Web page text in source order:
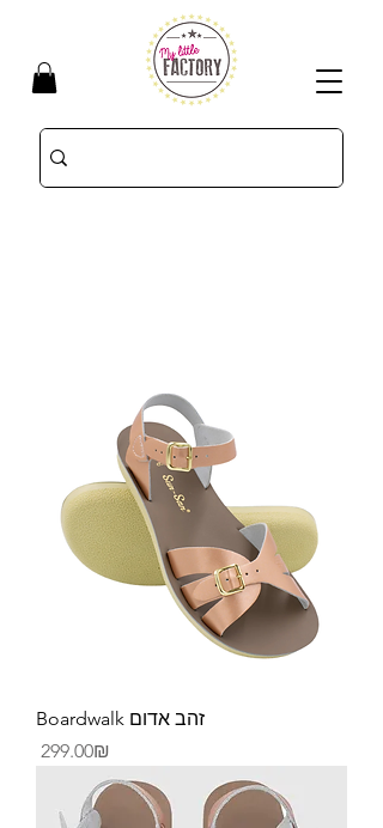
Boardwalk זהב אדום
Price
‏299.00 ‏₪